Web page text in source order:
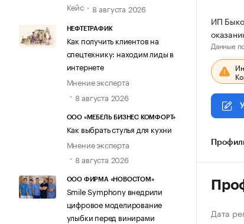
Кейс
8 августа 2026
НЕФТЕТРАФИК
Как получить клиентов на
спецтехнику: находим лиды в
интернете
Мнение эксперта
8 августа 2026
ООО «МЕБЕЛЬ БИЗНЕС КОМФОРТ»
Как выбрать стулья для кухни
Мнение эксперта
8 августа 2026
ООО ФИРМА «НОВОСТОМ»
Smile Symphony внедрили
цифровое моделирование
улыбки перед винирами
ИП
Данные
Дата